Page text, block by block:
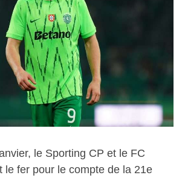
le Sporting CP et le FC
le fer pour le compte de la 21e